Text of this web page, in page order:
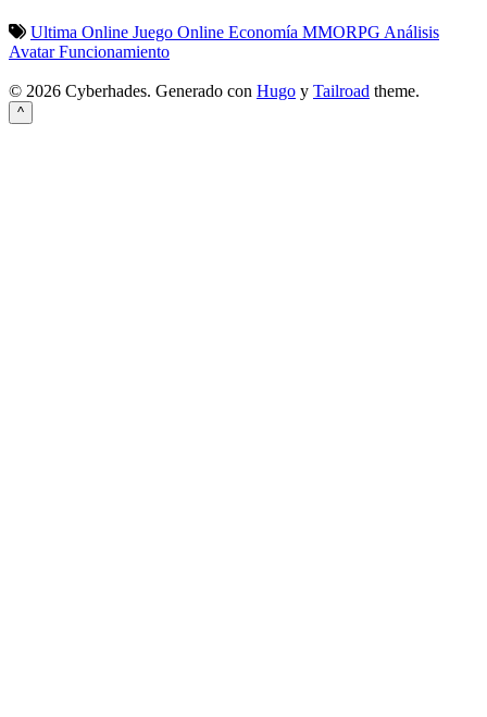
Ultima Online Juego Online Economía MMORPG Análisis
AvatarFuncionamiento
© 2026 Cyberhades. Generado con Hugo y Tailroad theme.
^